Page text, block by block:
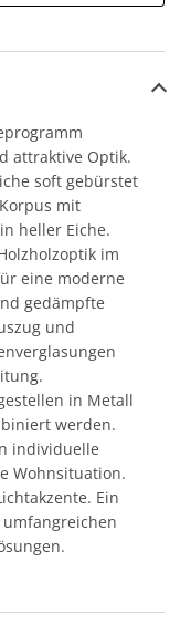
attraktive Optik.
soft gebürstet
mit
heller Eiche.
im
eine moderne
gedämpfte
und
in Metall
werden.
individuelle
Wohnsituation.
Ein